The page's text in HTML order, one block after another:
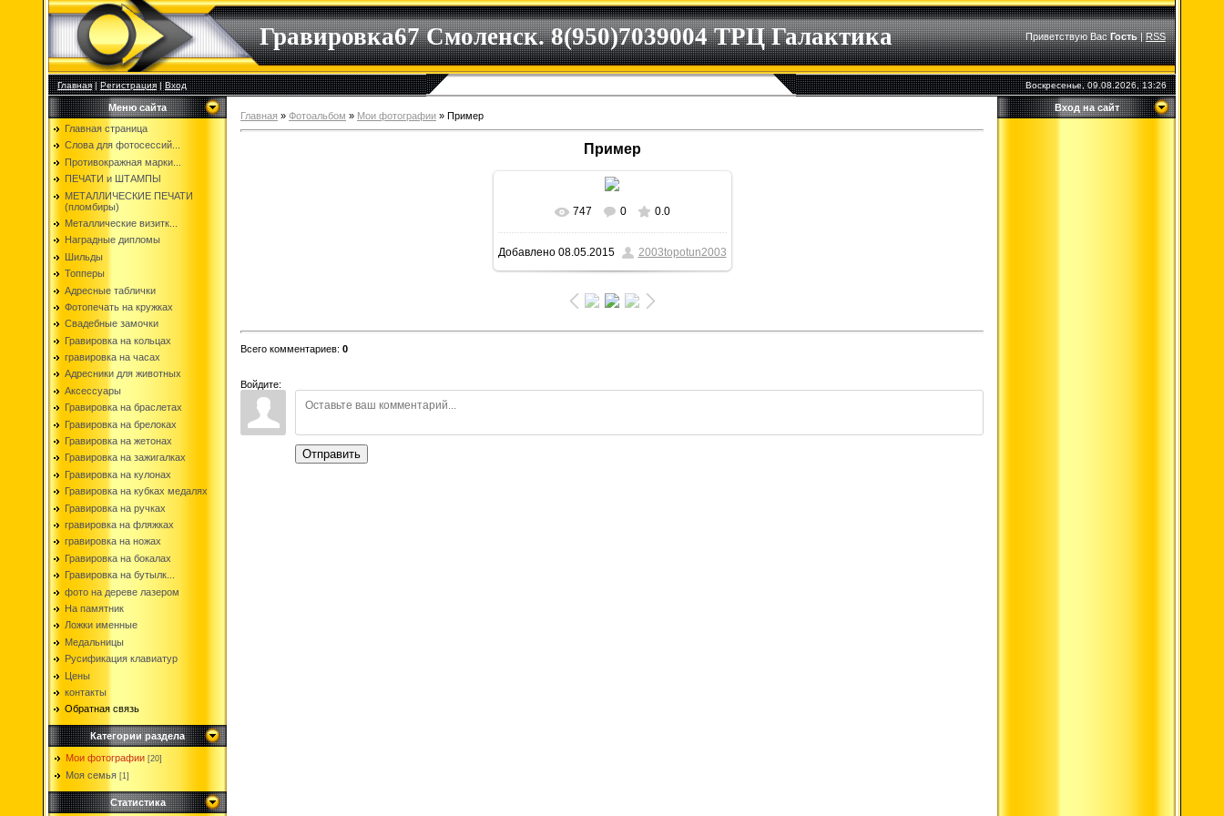
Гравировка67 Смоленск. 8(950)7039004 ТРЦ Галактика Приветствую Вас Гость|RSS
Главная|Регистрация|Вход Воскресенье, 09.08.2026, 13:26
Меню сайта
Главная страница
Слова для фотосессий...
Противокражная марки...
ПЕЧАТИ и ШТАМПЫ
МЕТАЛЛИЧЕСКИЕ ПЕЧАТИ
(пломбиры)
Металлические визитк...
Наградные дипломы
Шильды
Топперы
Адресные таблички
Фотопечать на кружках
Свадебные замочки
Гравировка на кольцах
гравировка на часах
Адресники для животных
Аксессуары
Гравировка на браслетах
Гравировка на брелоках
Гравировка на жетонах
Гравировка на зажигалках
Гравировка на кулонах
Гравировка на кубках медалях
Гравировка на ручках
гравировка на фляжках
гравировка на ножах
Гравировка на бокалах
Гравировка на бутылк...
фото на дереве лазером
На памятник
Ложки именные
Медальницы
Русификация клавиатур
Цены
контакты
Обратная связь
Категории раздела
Мои фотографии [20]
Моя семья [1]
Статистика
Главная » Фотоальбом » Мои фотографии » Пример
Пример
В реальном размере 640x480
155.5Kb
747 0 0.0
Добавлено08.05.2015 2003topotun2003
Всего комментариев: 0
Войдите:
Отправить
Вход на сайт